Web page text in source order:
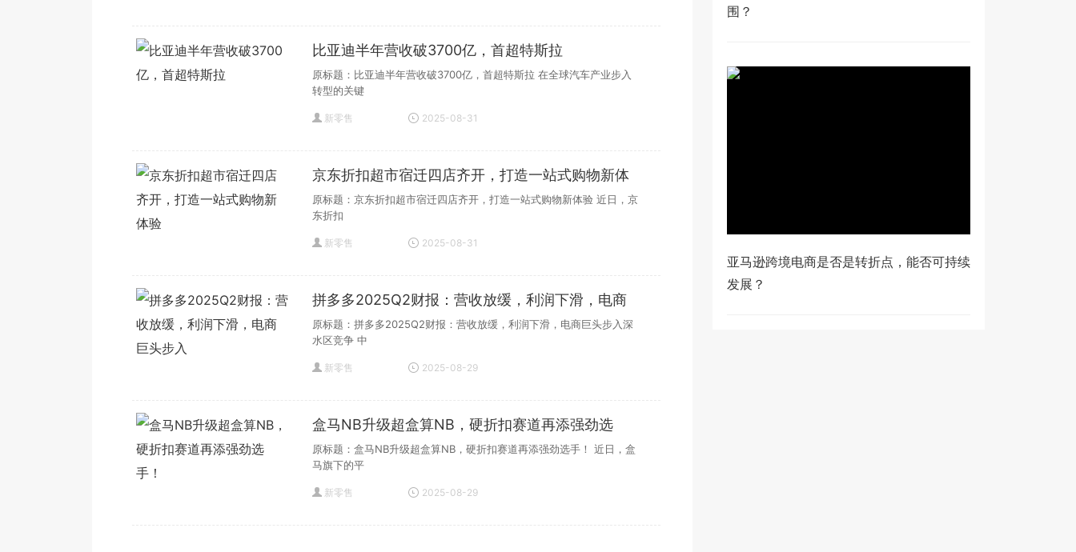
比亚迪半年营收破3700亿，首超特斯拉
原标题：比亚迪半年营收破3700亿，首超特斯拉 在全球汽车产业步入
转型的关键
新零售
2025-08-31
京东折扣超市宿迁四店齐开，打造一站式购物新体
验
原标题：京东折扣超市宿迁四店齐开，打造一站式购物新体验 近日，京
东折扣
新零售
2025-08-31
拼多多2025Q2财报：营收放缓，利润下滑，电商
巨头步入
原标题：拼多多2025Q2财报：营收放缓，利润下滑，电商巨头步入深
水区竞争 中
新零售
2025-08-29
盒马NB升级超盒算NB，硬折扣赛道再添强劲选
手！
原标题：盒马NB升级超盒算NB，硬折扣赛道再添强劲选手！ 近日，盒
马旗下的平
新零售
2025-08-29
围？
亚马逊跨境电商是否是转折点，能否可持续
发展？